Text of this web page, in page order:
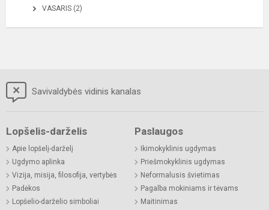
VASARIS (2)
Savivaldybės vidinis kanalas
Lopšelis-darželis
Apie lopšelį-darželį
Ugdymo aplinka
Vizija, misija, filosofija, vertybės
Padėkos
Lopšelio-darželio simboliai
Paslaugos
Ikimokyklinis ugdymas
Priešmokyklinis ugdymas
Neformalusis švietimas
Pagalba mokiniams ir tėvams
Maitinimas